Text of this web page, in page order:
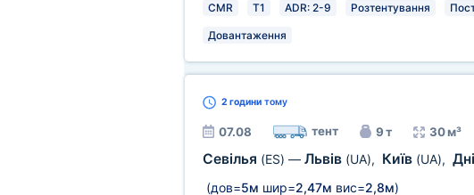
CMR T1 ADR: 2-9 Розтентування
Довантаження
2 годинитому
07.08 тент 9 т 30 м³
Севілья (ES) — Львів (UA), Київ (UA),
(дов=5м шир=2,47м вис=2,8м)